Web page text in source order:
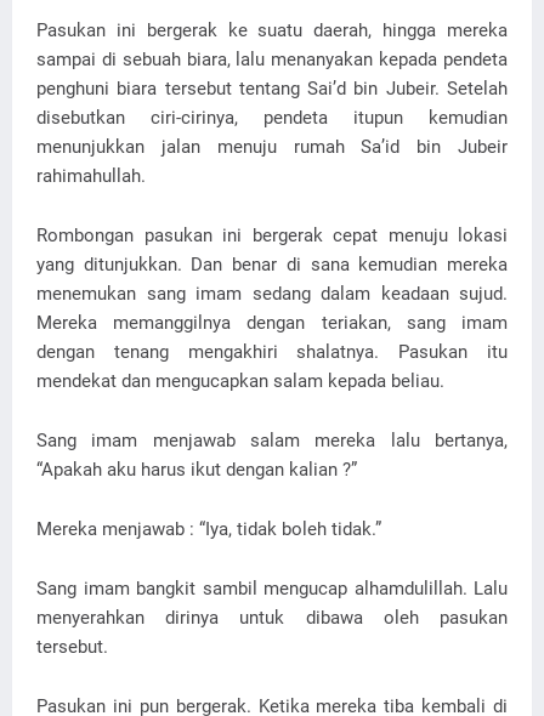
Pasukan ini bergerak ke suatu daerah, hingga mereka
sampai di sebuah biara, lalu menanyakan kepada pendeta
penghuni biara tersebut tentang Sai’d bin Jubeir. Setelah
disebutkan ciri-cirinya, pendeta itupun kemudian
menunjukkan jalan menuju rumah Sa’id bin Jubeir
rahimahullah.
Rombongan pasukan ini bergerak cepat menuju lokasi
yang ditunjukkan. Dan benar di sana kemudian mereka
menemukan sang imam sedang dalam keadaan sujud.
Mereka memanggilnya dengan teriakan, sang imam
dengan tenang mengakhiri shalatnya. Pasukan itu
mendekat dan mengucapkan salam kepada beliau.
Sang imam menjawab salam mereka lalu bertanya,
“Apakah aku harus ikut dengan kalian ?”
Mereka menjawab : “Iya, tidak boleh tidak.”
Sang imam bangkit sambil mengucap alhamdulillah. Lalu
menyerahkan dirinya untuk dibawa oleh pasukan
tersebut.
Pasukan ini pun bergerak. Ketika mereka tiba kembali di